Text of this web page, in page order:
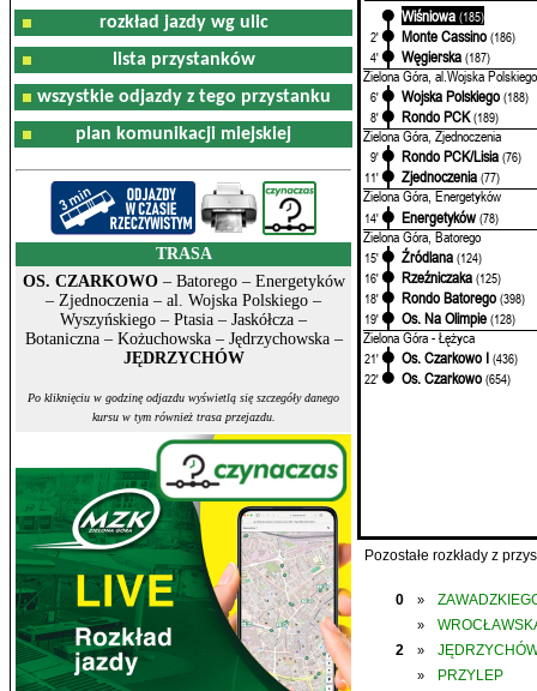
rozkład jazdy wg ulic
lista przystanków
wszystkie odjazdy z tego przystanku
plan komunikacji miejskiej
TRASA
OS. CZARKOWO– Batorego – Energetyków
– Zjednoczenia – al. Wojska Polskiego –
Wyszyńskiego – Ptasia – Jaskółcza –
Botaniczna – Kożuchowska – Jędrzychowska –
JĘDRZYCHÓW
Po kliknięciu w godzinę odjazdu wyświetlą się szczegóły danego
kursu w tym również trasa przejazdu.
Wiśniowa (185)
2'
Monte Cassino (186)
4'
Węgierska (187)
Zielona Góra, al.Wojska Polskiego
6' Wojska Polskiego (188)
8'
Rondo PCK (189)
Zielona Góra, Zjednoczenia
9' Rondo PCK/Lisia (76)
11'
Zjednoczenia (77)
Zielona Góra, Energetyków
14' Energetyków (78)
Zielona Góra, Batorego
15' Źródlana (124)
16'
Rzeźniczaka (125)
18'
Rondo Batorego (398)
19'
Os. Na Olimpie (128)
Zielona Góra - Łężyca
21' Os. Czarkowo I (436)
22'
Os. Czarkowo (654)
Pozostałe rozkłady z
0 »
»
2
»
»
PRZYLEP